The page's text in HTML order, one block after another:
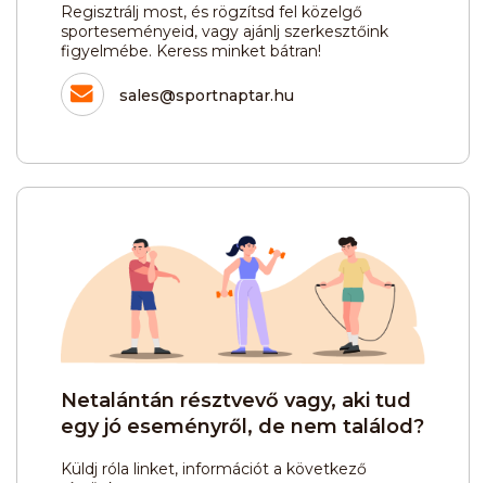
Regisztrálj most, és rögzítsd fel közelgő
sporteseményeid, vagy ajánlj szerkesztőink
figyelmébe. Keress minket bátran!
sales@sportnaptar.hu
Netalántán résztvevő vagy, aki tud
egy jó eseményről, de nem találod?
Küldj róla linket, információt a következő